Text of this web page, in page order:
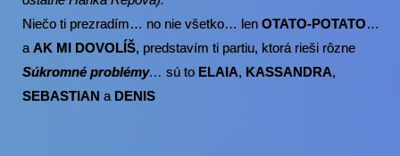
Niečo ti prezradím… no nie všetko… len OTATO-POTATO…
a AK MI DOVOLÍŠ, predstavím ti partiu, ktorá rieši rôzne
Súkromné problémy… sú to ELAIA, KASSANDRA,
SEBASTIAN a DENIS